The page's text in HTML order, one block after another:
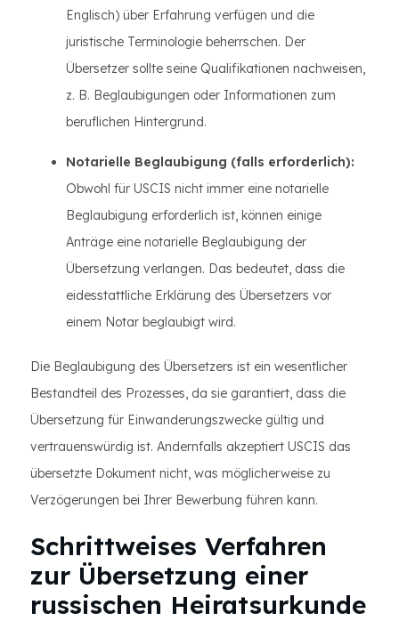
Englisch) über Erfahrung verfügen und die
juristische Terminologie beherrschen. Der
Übersetzer sollte seine Qualifikationen nachweisen,
z. B. Beglaubigungen oder Informationen zum
beruflichen Hintergrund.
Notarielle Beglaubigung (falls erforderlich):
Obwohl für USCIS nicht immer eine notarielle
Beglaubigung erforderlich ist, können einige
Anträge eine notarielle Beglaubigung der
Übersetzung verlangen. Das bedeutet, dass die
eidesstattliche Erklärung des Übersetzers vor
einem Notar beglaubigt wird.
Die Beglaubigung des Übersetzers ist ein wesentlicher
Bestandteil des Prozesses, da sie garantiert, dass die
Übersetzung für Einwanderungszwecke gültig und
vertrauenswürdig ist. Andernfalls akzeptiert USCIS das
übersetzte Dokument nicht, was möglicherweise zu
Verzögerungen bei Ihrer Bewerbung führen kann.
Schrittweises Verfahren
zur Übersetzung einer
russischen Heiratsurkunde